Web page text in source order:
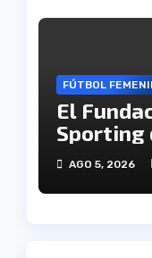
FÚTBOL
El
Sporting
disputará
Antonio
AGO 5, 2026